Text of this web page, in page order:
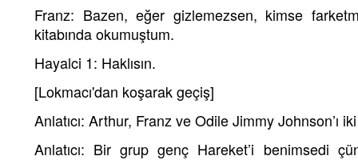
Franz: Bazen, eğer gizlemezsen, kimse
kitabında okumuştum.
Hayalci 1: Haklısın.
[Lokmacı'dan koşarak geçiş]
Anlatıcı: Arthur, Franz ve Odile Jimmy Johnson’ı
Anlatıcı: Bir grup genç Hareket’i benimsedi